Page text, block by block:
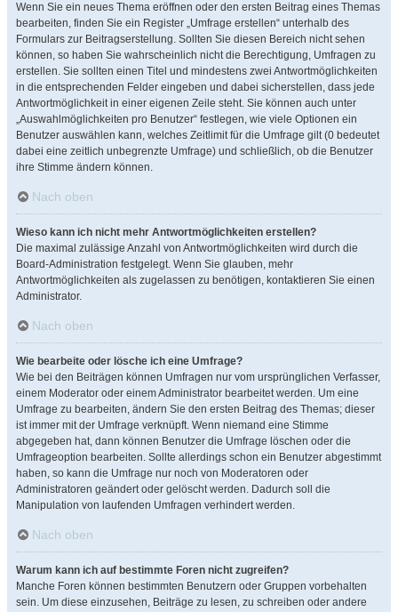
Wenn Sie ein neues Thema eröffnen oder den ersten Beitrag eines Themas
bearbeiten, finden Sie ein Register „Umfrage erstellen“ unterhalb des
Formulars zur Beitragserstellung. Sollten Sie diesen Bereich nicht sehen
können, so haben Sie wahrscheinlich nicht die Berechtigung, Umfragen zu
erstellen. Sie sollten einen Titel und mindestens zwei Antwortmöglichkeiten
in die entsprechenden Felder eingeben und dabei sicherstellen, dass jede
Antwortmöglichkeit in einer eigenen Zeile steht. Sie können auch unter
„Auswahlmöglichkeiten pro Benutzer“ festlegen, wie viele Optionen ein
Benutzer auswählen kann, welches Zeitlimit für die Umfrage gilt (0 bedeutet
dabei eine zeitlich unbegrenzte Umfrage) und schließlich, ob die Benutzer
ihre Stimme ändern können.
Nach oben
Wieso kann ich nicht mehr Antwortmöglichkeiten erstellen?
Die maximal zulässige Anzahl von Antwortmöglichkeiten wird durch die
Board-Administration festgelegt. Wenn Sie glauben, mehr
Antwortmöglichkeiten als zugelassen zu benötigen, kontaktieren Sie einen
Administrator.
Nach oben
Wie bearbeite oder lösche ich eine Umfrage?
Wie bei den Beiträgen können Umfragen nur vom ursprünglichen Verfasser,
einem Moderator oder einem Administrator bearbeitet werden. Um eine
Umfrage zu bearbeiten, ändern Sie den ersten Beitrag des Themas; dieser
ist immer mit der Umfrage verknüpft. Wenn niemand eine Stimme
abgegeben hat, dann können Benutzer die Umfrage löschen oder die
Umfrageoption bearbeiten. Sollte allerdings schon ein Benutzer abgestimmt
haben, so kann die Umfrage nur noch von Moderatoren oder
Administratoren geändert oder gelöscht werden. Dadurch soll die
Manipulation von laufenden Umfragen verhindert werden.
Nach oben
Warum kann ich auf bestimmte Foren nicht zugreifen?
Manche Foren können bestimmten Benutzern oder Gruppen vorbehalten
sein. Um diese einzusehen, Beiträge zu lesen, zu schreiben oder andere